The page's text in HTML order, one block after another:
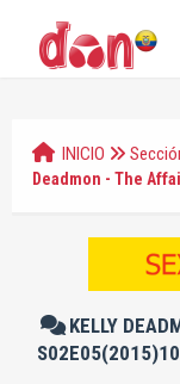
INICIO
Deadmon - The
KELLY